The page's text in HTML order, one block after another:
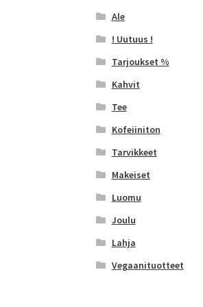
Ale
! Uutuus !
Tarjoukset %
Kahvit
Tee
Kofeiiniton
Tarvikkeet
Makeiset
Luomu
Joulu
Lahja
Vegaanituotteet